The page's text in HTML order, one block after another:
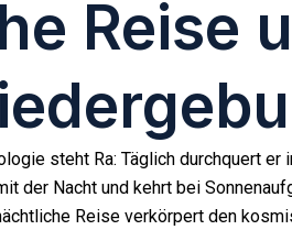
Reise
steht Ra: Täglich durchquert er
der Nacht und kehrt bei
Reise verkörpert den